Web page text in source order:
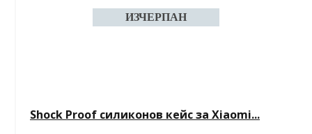
Shock Proof силиконов кейс за Xiaomi...